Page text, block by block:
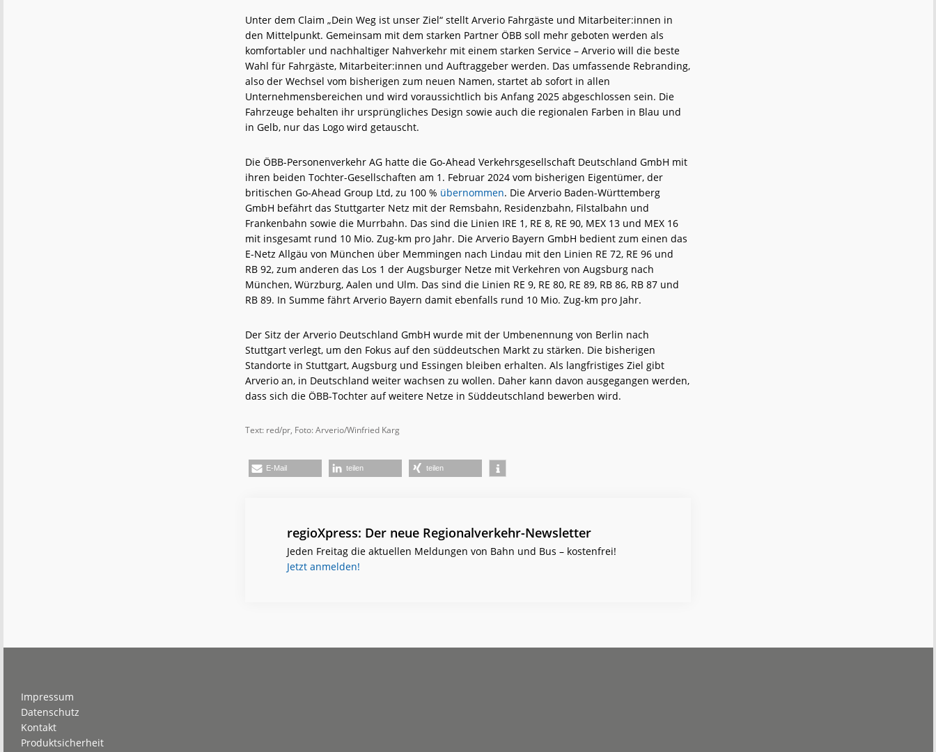
Unter dem Claim „Dein Weg ist unser Ziel“ stellt Arverio Fahrgäste und Mitarbeiter:innen in
den Mittelpunkt. Gemeinsam mit dem starken Partner ÖBB soll mehr geboten werden als
komfortabler und nachhaltiger Nahverkehr mit einem starken Service – Arverio will die beste
Wahl für Fahrgäste, Mitarbeiter:innen und Auftraggeber werden. Das umfassende Rebranding,
also der Wechsel vom bisherigen zum neuen Namen, startet ab sofort in allen
Unternehmensbereichen und wird voraussichtlich bis Anfang 2025 abgeschlossen sein. Die
Fahrzeuge behalten ihr ursprüngliches Design sowie auch die regionalen Farben in Blau und
in Gelb, nur das Logo wird getauscht.
Die ÖBB-Personenverkehr AG hatte die Go-Ahead Verkehrsgesellschaft Deutschland GmbH mit
ihren beiden Tochter-Gesellschaften am 1. Februar 2024 vom bisherigen Eigentümer, der
britischen Go-Ahead Group Ltd, zu 100 % übernommen. Die Arverio Baden-Württemberg
GmbH befährt das Stuttgarter Netz mit der Remsbahn, Residenzbahn, Filstalbahn und
Frankenbahn sowie die Murrbahn. Das sind die Linien IRE 1, RE 8, RE 90, MEX 13 und MEX 16
mit insgesamt rund 10 Mio. Zug-km pro Jahr. Die Arverio Bayern GmbH bedient zum einen das
E-Netz Allgäu von München über Memmingen nach Lindau mit den Linien RE 72, RE 96 und
RB 92, zum anderen das Los 1 der Augsburger Netze mit Verkehren von Augsburg nach
München, Würzburg, Aalen und Ulm. Das sind die Linien RE 9, RE 80, RE 89, RB 86, RB 87 und
RB 89. In Summe fährt Arverio Bayern damit ebenfalls rund 10 Mio. Zug-km pro Jahr.
Der Sitz der Arverio Deutschland GmbH wurde mit der Umbenennung von Berlin nach
Stuttgart verlegt, um den Fokus auf den süddeutschen Markt zu stärken. Die bisherigen
Standorte in Stuttgart, Augsburg und Essingen bleiben erhalten. Als langfristiges Ziel gibt
Arverio an, in Deutschland weiter wachsen zu wollen. Daher kann davon ausgegangen werden,
dass sich die ÖBB-Tochter auf weitere Netze in Süddeutschland bewerben wird.
Text: red/pr, Foto: Arverio/Winfried Karg
E-Mail teilen teilen
regioXpress: Der neue Regionalverkehr-Newsletter
Jeden Freitag die aktuellen Meldungen von Bahn und Bus – kostenfrei!
Jetzt anmelden!
Impressum
Datenschutz
Kontakt
Produktsicherheit